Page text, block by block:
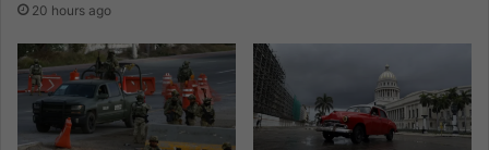
20 hours ago